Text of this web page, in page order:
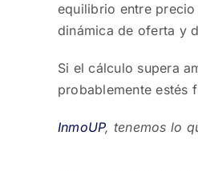
equilibrio entre
dinámica de oferta y
Si el cálculo supera
probablemente estés
InmoUP, tenemos lo